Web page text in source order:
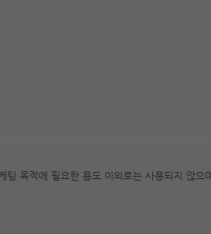
팅 목적에 필요한 용도 이외로는 사용되지 않